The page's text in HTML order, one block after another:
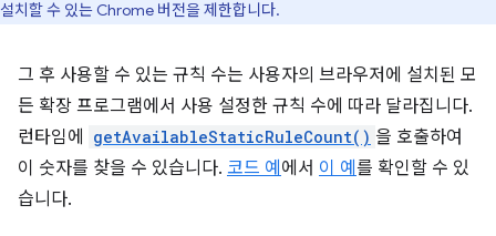
설치할 수 있는 Chrome 버전을 제한합니다.
그 후 사용할 수 있는 규칙 수는 사용자의 브라우저에 설치된 모
든 확장 프로그램에서 사용 설정한 규칙 수에 따라 달라집니다.
런타임에
getAvailableStaticRuleCount() 을 호출하여
이 숫자를 찾을 수 있습니다. 코드 예 에서 이 예 를 확인할 수 있
습니다.